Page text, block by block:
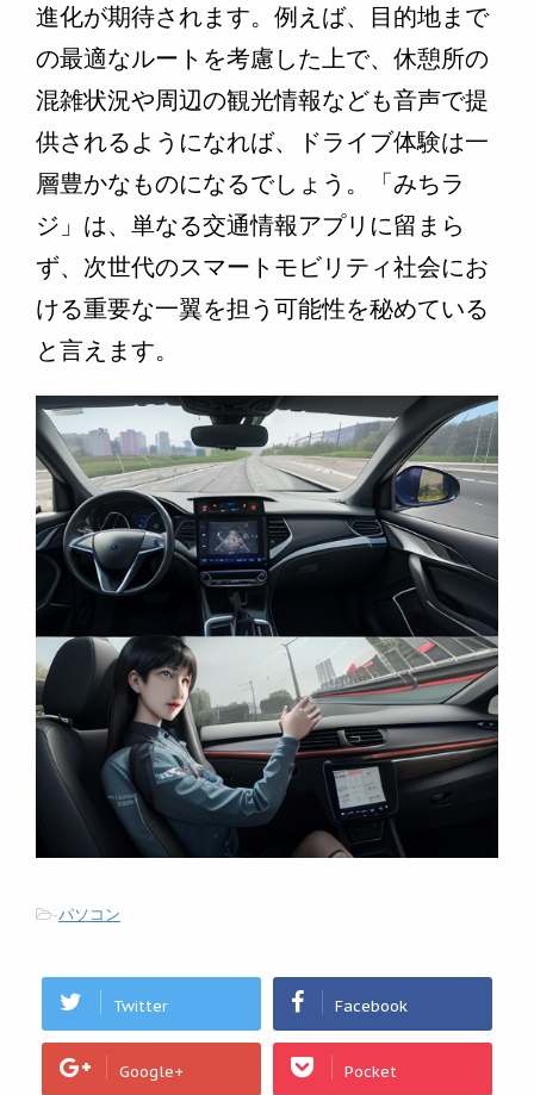
進化が期待されます。例えば、目的地まで
の最適なルートを考慮した上で、休憩所の
混雑状況や周辺の観光情報なども音声で提
供されるようになれば、ドライブ体験は一
層豊かなものになるでしょう。「みちラ
ジ」は、単なる交通情報アプリに留まら
ず、次世代のスマートモビリティ社会にお
ける重要な一翼を担う可能性を秘めている
と言えます。
-パソコン
Twitter Facebook
Google+ Pocket